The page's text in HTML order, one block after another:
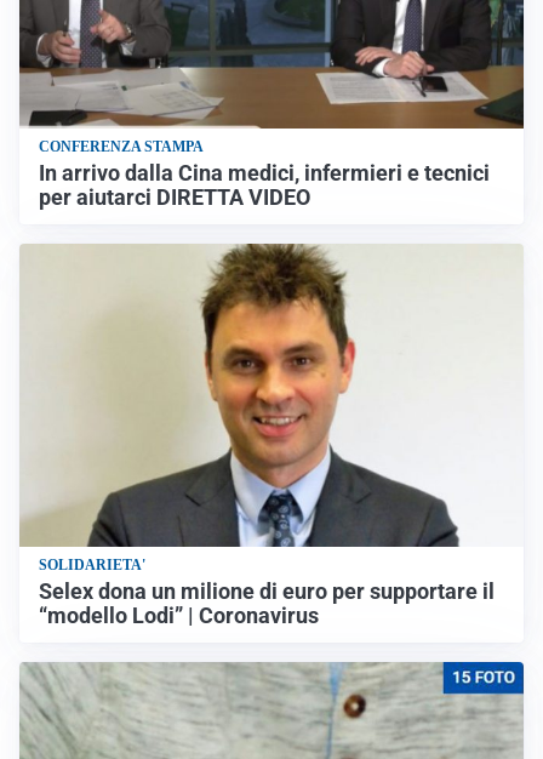
CONFERENZA STAMPA
In arrivo dalla Cina medici, infermieri e tecnici
per aiutarci DIRETTA VIDEO
SOLIDARIETA'
Selex dona un milione di euro per supportare il
“modello Lodi” | Coronavirus